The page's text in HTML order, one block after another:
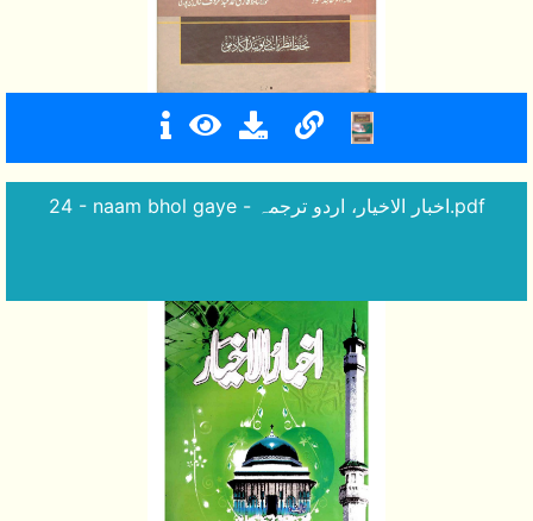
24 - naam bhol gaye - اخبار الاخیار، اردو ترجمہ.pdf